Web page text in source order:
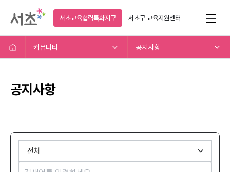
서초교육협력특화지구 서초구교육지원센터
커뮤니티 공지사항
공지사항